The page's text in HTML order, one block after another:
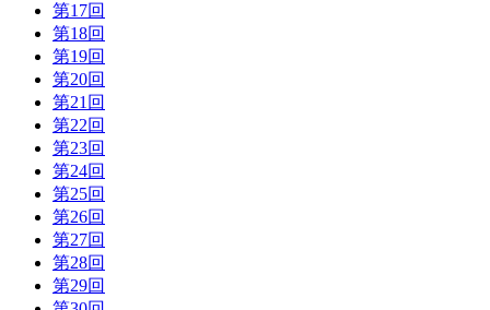
第17回
第18回
第19回
第20回
第21回
第22回
第23回
第24回
第25回
第26回
第27回
第28回
第29回